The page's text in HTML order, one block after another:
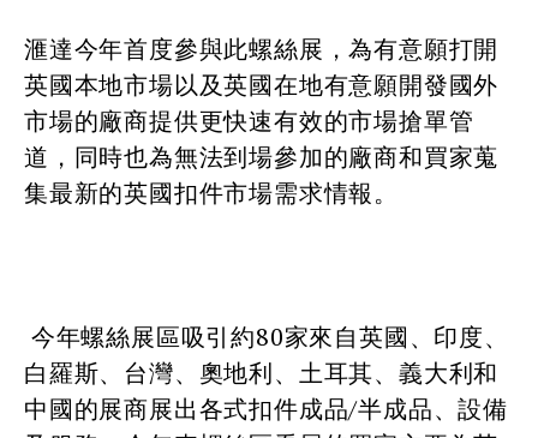
滙達今年首度參與此螺絲展，為有意願打開
英國本地市場以及英國在地有意願開發國外
市場的廠商提供更快速有效的市場搶單管
道，同時也為無法到場參加的廠商和買家蒐
集最新的英國扣件市場需求情報。
今年螺絲展區吸引約80家來自英國、印度、
白羅斯、台灣、奧地利、土耳其、義大利和
中國的展商展出各式扣件成品/半成品、設備